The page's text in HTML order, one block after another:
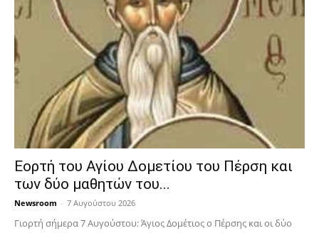
Εορτή του Αγίου Δομετίου του Πέρση και
των δύο μαθητών του...
Newsroom - 7 Αυγούστου 2026
Γιορτή σήμερα 7 Αυγούστου: Άγιος Δομέτιος ο Πέρσης και οι δύο